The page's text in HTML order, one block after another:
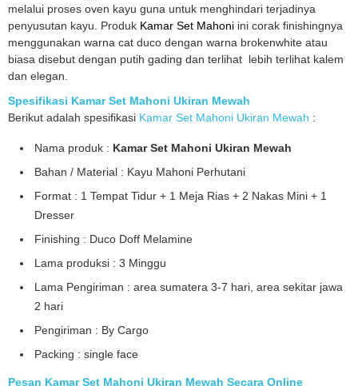
melalui proses oven kayu guna untuk menghindari terjadinya
penyusutan kayu. Produk Kamar Set Mahoni ini corak finishingnya
menggunakan warna cat duco dengan warna brokenwhite atau
biasa disebut dengan putih gading dan terlihat lebih terlihat kalem
dan elegan.
Spesifikasi Kamar Set Mahoni Ukiran Mewah
Berikut adalah spesifikasi Kamar Set Mahoni Ukiran Mewah :
Nama produk : Kamar Set Mahoni Ukiran Mewah
Bahan / Material : Kayu Mahoni Perhutani
Format : 1 Tempat Tidur + 1 Meja Rias + 2 Nakas Mini + 1
Dresser
Finishing : Duco Doff Melamine
Lama produksi : 3 Minggu
Lama Pengiriman : area sumatera 3-7 hari, area sekitar jawa
2 hari
Pengiriman : By Cargo
Packing : single face
Pesan Kamar Set Mahoni Ukiran Mewah Secara Online